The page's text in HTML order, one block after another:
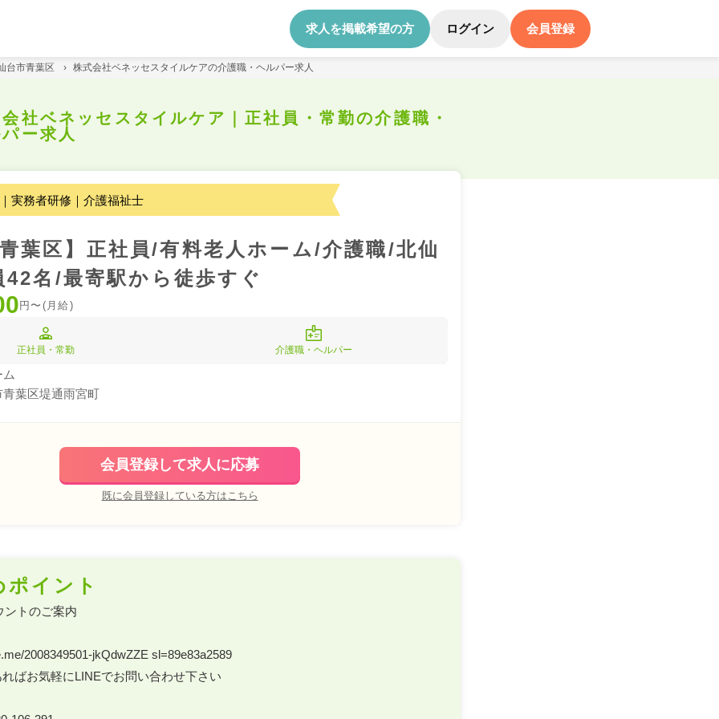
求人を掲載希望の方 ログイン 会員登録
台市青葉区 › 株式会社ベネッセスタイルケアの介護職・ヘルパー求人
社ベネッセスタイルケア｜正社員・常勤の介護職・
ー求人
実務者研修｜介護福祉士
葉区】正社員/有料老人ホーム/介護職/北仙
42名/最寄駅から徒歩すぐ
円〜(月給)
正社員・常勤 介護職・ヘルパー
葉区堤通雨宮町
会員登録して求人に応募
既に会員登録している方はこちら
イント
ントのご案内
2008349501-jkQdwZZE sl=89e83a2589
ばお気軽にLINEでお問い合わせ下さい